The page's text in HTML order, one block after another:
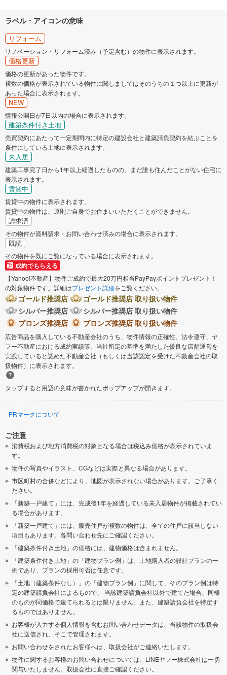
ラベル・アイコンの意味
リフォーム
リノベーション・リフォーム済み（予定含む）の物件に表示されます。
価格更新
価格の更新があった物件です。
複数の価格が表示されている物件に関しましてはそのうちの１つ以上に更新が
あった場合に表示されます。
NEW
情報公開日が7日以内の場合に表示されます。
建築条件付き土地
売買契約にあたって一定期間内に特定の建設会社と建築請負契約を結ぶことを
条件にしている土地に表示されます。
未入居
建築工事完了日から1年以上経過したものの、まだ誰も住んだことがない住宅に
表示されます。
賃貸中
賃貸中の物件に表示されます。
賃貸中の物件は、原則ご自身でお住まいいただくことができません。
請求済
その物件が資料請求・お問い合わせ済みの場合に表示されます。
既読
その物件を既にご覧になっている場合に表示されます。
成約でもらえる
【Yahoo!不動産】物件ご成約で最大20万円相当PayPayポイントプレゼント！
の対象物件です。詳細はプレゼント詳細をご覧ください。
ゴールド推奨店
ゴールド推奨店 取り扱い物件
シルバー推奨店
シルバー推奨店 取り扱い物件
ブロンズ推奨店
ブロンズ推奨店 取り扱い物件
広告商品を購入している不動産会社のうち、物件情報の正確性、法令遵守、ヤ
フー不動産における成約実績等、当社所定の基準を満たした優良な店舗運営を
実践していると認めた不動産会社（もしくは当該認定を受けた不動産会社の取
扱物件）に表示されます。
タップすると用語の意味が書かれたポップアップが開きます。
PRマークについて
ご注意
消費税および地方消費税の対象となる場合は税込み価格が表示されていま
す。
物件の写真やイラスト、CGなどは実際と異なる場合があります。
市区町村の合併などにより、地図が表示されない場合があります。ご了承く
ださい。
「新築一戸建て」には、完成後1年を経過している未入居物件が掲載されてい
る場合があります。
「新築一戸建て」には、販売住戸が複数の物件は、全ての住戸に該当しない
項目もあります。各問い合わせ先にご確認ください。
「建築条件付き土地」の価格には、建物価格は含まれません。
「建築条件付き土地」の「建物プラン例」は、土地購入者の設計プランの一
例であり、プランの採用可否は任意です。
「土地（建築条件なし）」の「建物プラン例」に関して、そのプラン例は特
定の建築請負会社によるもので、 当該建築請負会社以外で建てた場合、同様
のものが同価格で建てられるとは限りません。また、建築請負会社を特定す
るものではありません。
お客様が入力する個人情報を含むお問い合わせデータは、当該物件の取扱会
社に送信され、そこで管理されます。
お問い合わせをされたお客様へは、取扱会社がご連絡いたします。
物件に関するお客様のお問い合わせについては、LINEヤフー株式会社は一切
関与いたしません。取扱会社に直接ご確認ください。